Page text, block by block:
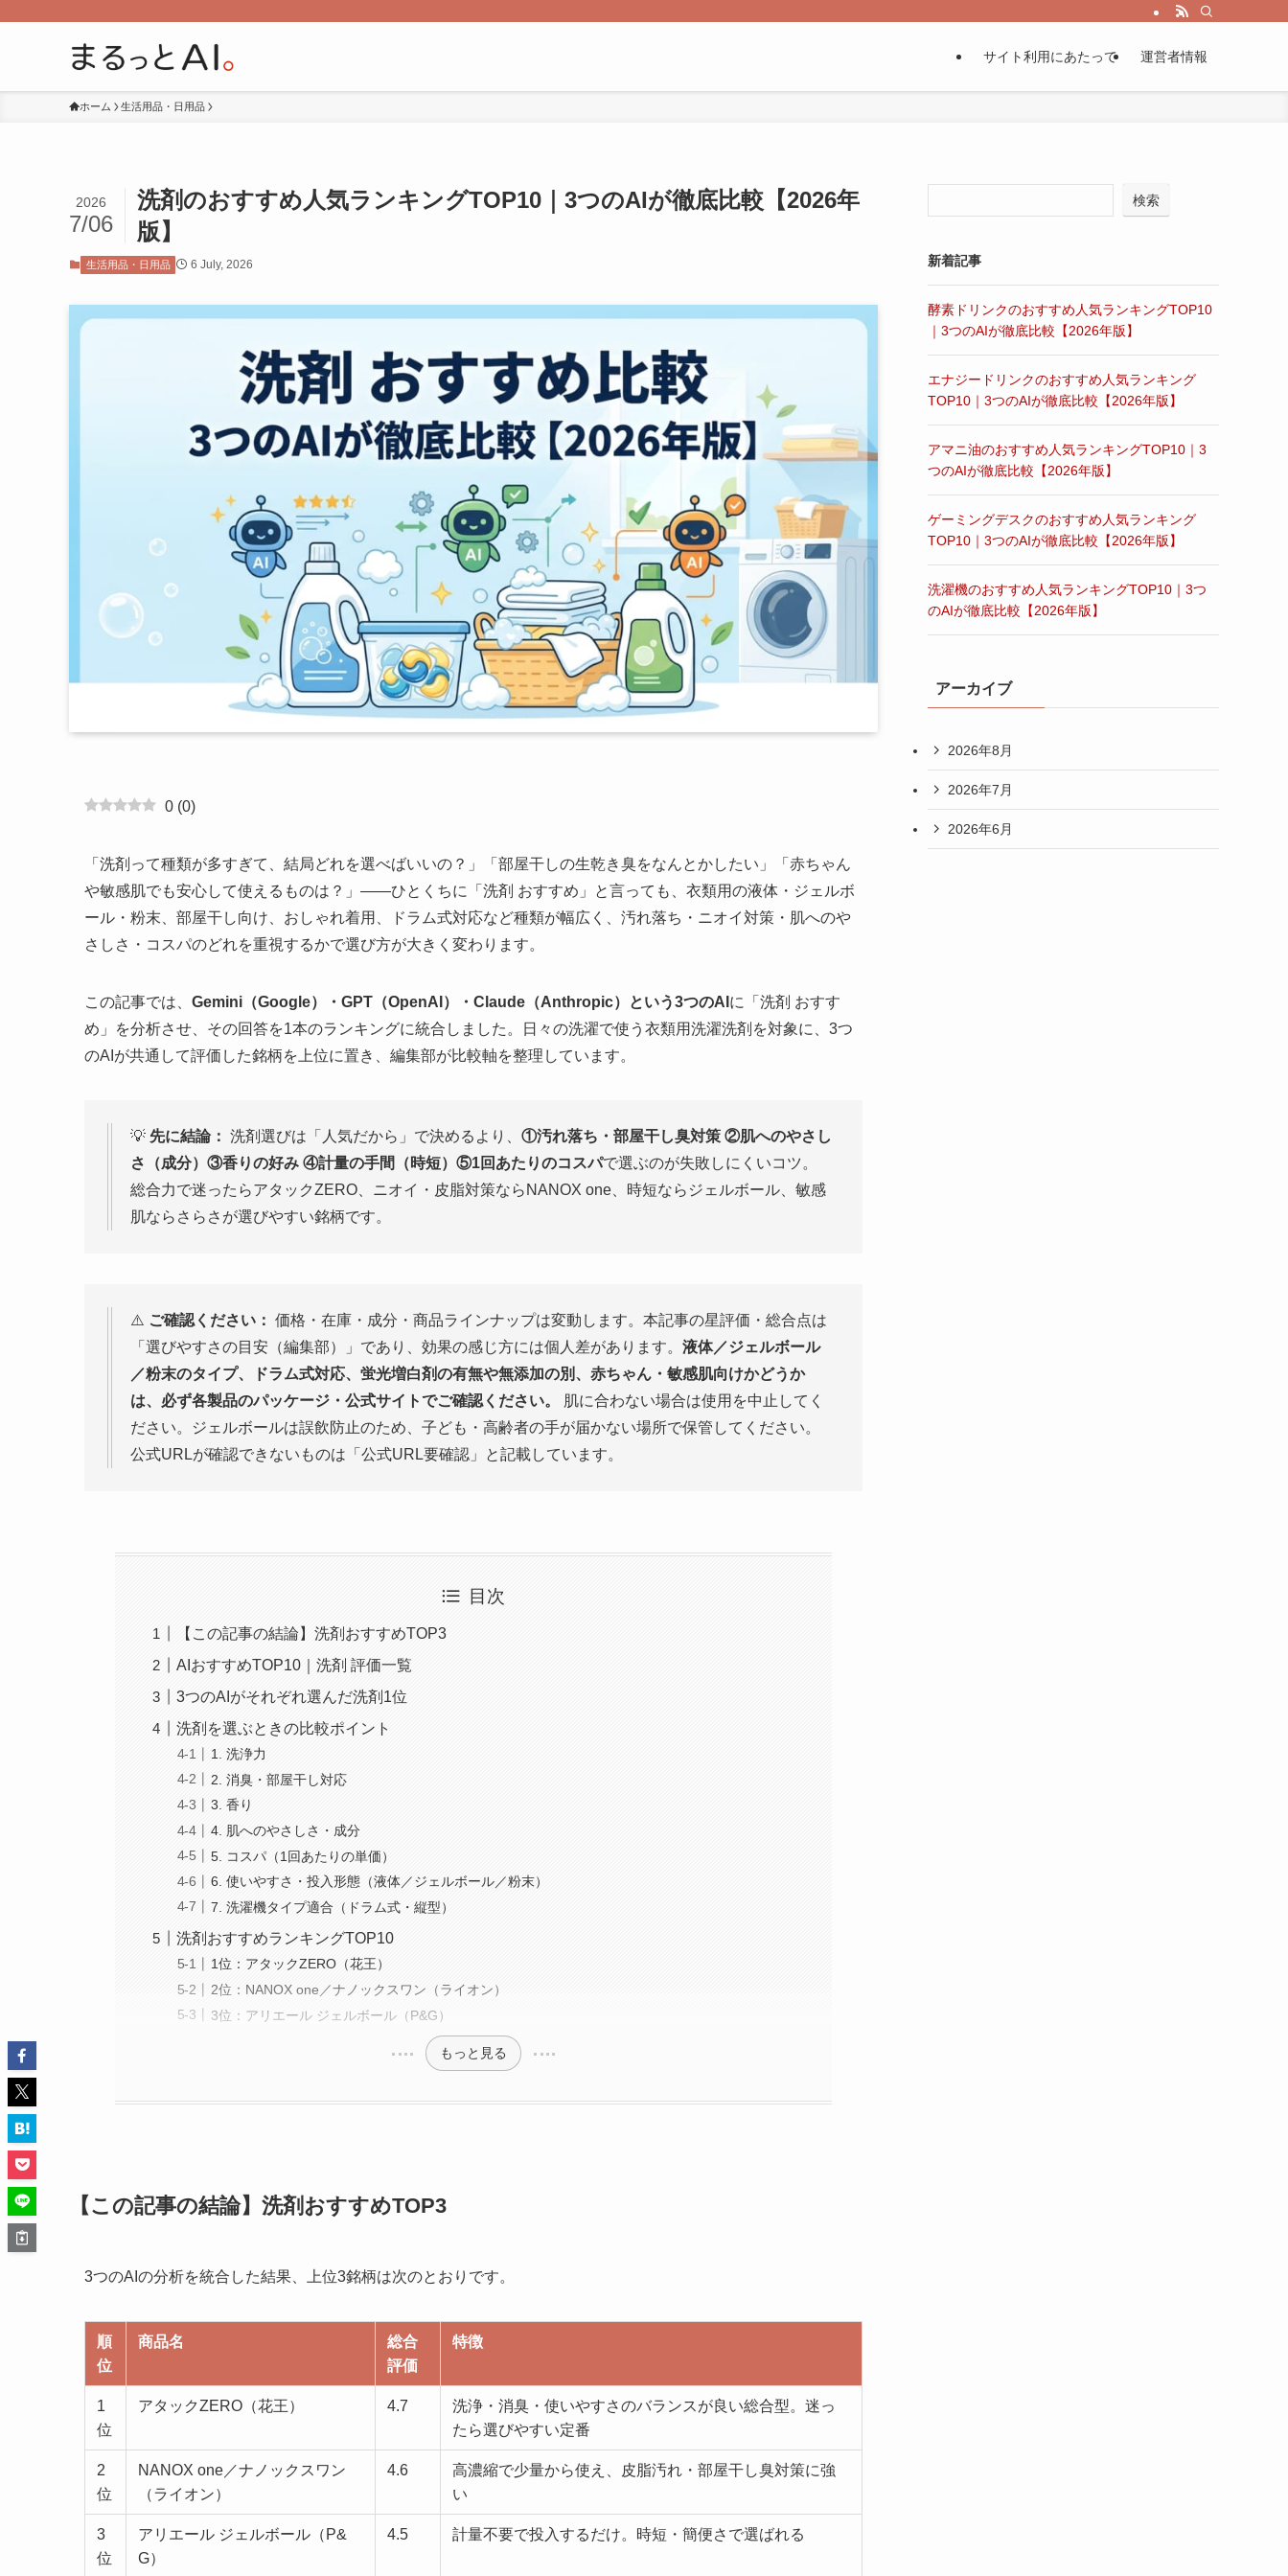
サイト利用にあたって 運営者情報
ホーム 生活用品・日用品
洗剤のおすすめ人気ランキングTOP10｜3つのAIが徹底比較【2026年
版】
2026
7/06
生活用品・日用品 6 July, 2026
0 (0)
「洗剤って種類が多すぎて、結局どれを選べばいいの？」「部屋干しの生乾き臭をなんとかしたい」「赤ちゃん
や敏感肌でも安心して使えるものは？」——ひとくちに「洗剤 おすすめ」と言っても、衣類用の液体・ジェルボ
ール・粉末、部屋干し向け、おしゃれ着用、ドラム式対応など種類が幅広く、汚れ落ち・ニオイ対策・肌へのや
さしさ・コスパのどれを重視するかで選び方が大きく変わります。
この記事では、 Gemini（Google）・GPT（OpenAI）・Claude（Anthropic）という3つのAI に「洗剤 おすす
め」を分析させ、その回答を1本のランキングに統合しました。日々の洗濯で使う衣類用洗濯洗剤を対象に、3つ
のAIが共通して評価した銘柄を上位に置き、編集部が比較軸を整理しています。
💡 先に結論： 洗剤選びは「人気だから」で決めるより、 ①汚れ落ち・部屋干し臭対策 ②肌へのやさし
さ（成分）③香りの好み ④計量の手間（時短）⑤1回あたりのコスパで選ぶのが失敗しにくいコツ。
総合力で迷ったらアタックZERO、ニオイ・皮脂対策ならNANOX one、時短ならジェルボール、敏感
肌ならさらさが選びやすい銘柄です。
⚠️ ご確認ください： 価格・在庫・成分・商品ラインナップは変動します。本記事の星評価・総合点は
「選びやすさの目安（編集部）」であり、効果の感じ方には個人差があります。 液体／ジェルボール
／粉末のタイプ、ドラム式対応、蛍光増白剤の有無や無添加の別、赤ちゃん・敏感肌向けかどうか
は、必ず各製品のパッケージ・公式サイトでご確認ください。
肌に合わない場合は使用を中止してく
ださい。ジェルボールは誤飲防止のため、子ども・高齢者の手が届かない場所で保管してください。
公式URLが確認できないものは「公式URL要確認」と記載しています。
目次
【この記事の結論】洗剤おすすめTOP3
AIおすすめTOP10｜洗剤 評価一覧
3つのAIがそれぞれ選んだ洗剤1位
洗剤を選ぶときの比較ポイント
1. 洗浄力
2. 消臭・部屋干し対応
3. 香り
4. 肌へのやさしさ・成分
5. コスパ（1回あたりの単価）
6. 使いやすさ・投入形態（液体／ジェルボール／粉末）
7. 洗濯機タイプ適合（ドラム式・縦型）
洗剤おすすめランキングTOP10
1位：アタックZERO（花王）
2位：NANOX one／ナノックスワン（ライオン）
3位：アリエール ジェルボール（P&G）
もっと見る
【この記事の結論】洗剤おすすめTOP3
3つのAIの分析を統合した結果、上位3銘柄は次のとおりです。
順
位
商品名
総合
評価
特徴
1
位
アタックZERO（花王） 4.7
洗浄・消臭・使いやすさのバランスが良い総合型。迷っ
たら選びやすい定番
2
位
NANOX one／ナノックスワン
（ライオン）
4.6
高濃縮で少量から使え、皮脂汚れ・部屋干し臭対策に強
い
3
位
アリエール ジェルボール（P&
G）
4.5 計量不要で投入するだけ。時短・簡便さで選ばれる
検索
新着記事
酵素ドリンクのおすすめ人気ランキングTOP10
｜3つのAIが徹底比較【2026年版】
エナジードリンクのおすすめ人気ランキング
TOP10｜3つのAIが徹底比較【2026年版】
アマニ油のおすすめ人気ランキングTOP10｜3
つのAIが徹底比較【2026年版】
ゲーミングデスクのおすすめ人気ランキング
TOP10｜3つのAIが徹底比較【2026年版】
洗濯機のおすすめ人気ランキングTOP10｜3つ
のAIが徹底比較【2026年版】
アーカイブ
2026年8月
2026年7月
2026年6月